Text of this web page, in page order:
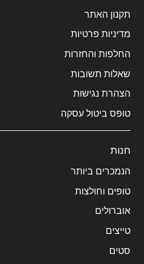
תקנון האתר
מדיניות פרטיות
החלפות והחזרות
שאלות תשובות
הצהרת נגישות
טופס ביטול עסקה
חנות
הנמכרים ביותר
טופים וחולצות
אוברולים
טייצים
סטים